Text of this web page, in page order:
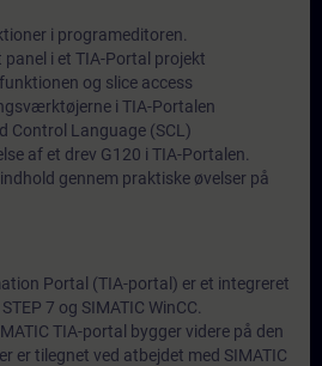
i programeditoren.
i et TIA-Portal projekt
og slice access
i TIA-Portalen
Control Language (SCL)
af et drev G120 i TIA-Portalen.
gennem praktiske øvelser på
Portal (TIA-portal) er et integreret
7 og SIMATIC WinCC.
TIA-portal bygger videre på den
er tilegnet ved atbejdet med SIMATIC